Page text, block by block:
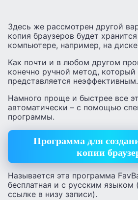
Здесь же рассмотрен другой
копия браузеров будет
компьютере, например, на
Как почти и в любом другом
конечно ручной метод,
представляется неэффективным.
Намного проще и быстрее все
автоматически – с помощью
программы.
Программа для
копии
Называется эта программа
бесплатная и с русским языком
ссылке в низу записи).